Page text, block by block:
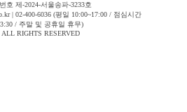
호 제-2024-서울송파-3233호
| 02-400-6036 (평일 10:00~17:00 / 점심시간
/ 주말 및 공휴일 휴무)
ALL RIGHTS RESERVED